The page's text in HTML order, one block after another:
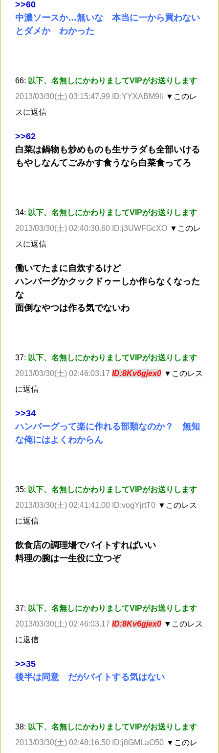
>>60
中濃ソースか…無いな 本当に一から買わない
とダメか わかった
66: 以下、名無しにかわりましてVIPがお送りします
2013/03/30(土) 03:15:47.99 ID:YYXABM9li ▼このレ
スに返信
>>62
白菜は鍋物も炒めものも生サラダも全部いける
もやしなんてごみかす食うなら白菜食ってろ
34: 以下、名無しにかわりましてVIPがお送りします
2013/03/30(土) 02:40:30.60 ID:j3UWFGcXO ▼このレ
スに返信
働いてたまに自炊するけど
ハンバーグかクックドゥーしか作らなくなった
な
面倒なやつは作る気でないわ
37: 以下、名無しにかわりましてVIPがお送りします
2013/03/30(土) 02:46:03.17 ID:8Kv6gjex0 ▼このレス
に返信
>>34
ハンバーグって楽に作れる部類なのか？ 無知
な俺にはよくわからん
35: 以下、名無しにかわりましてVIPがお送りします
2013/03/30(土) 02:41:41.00 ID:vogYjrtT0 ▼このレス
に返信
飲食店の調理場でバイトすればいい
料理の腕は一生役に立つぞ
37: 以下、名無しにかわりましてVIPがお送りします
2013/03/30(土) 02:46:03.17 ID:8Kv6gjex0 ▼このレス
に返信
>>35
後半は同意 だがバイトする気はない
38: 以下、名無しにかわりましてVIPがお送りします
2013/03/30(土) 02:48:16.50 ID:j8GMLaO50 ▼このレ